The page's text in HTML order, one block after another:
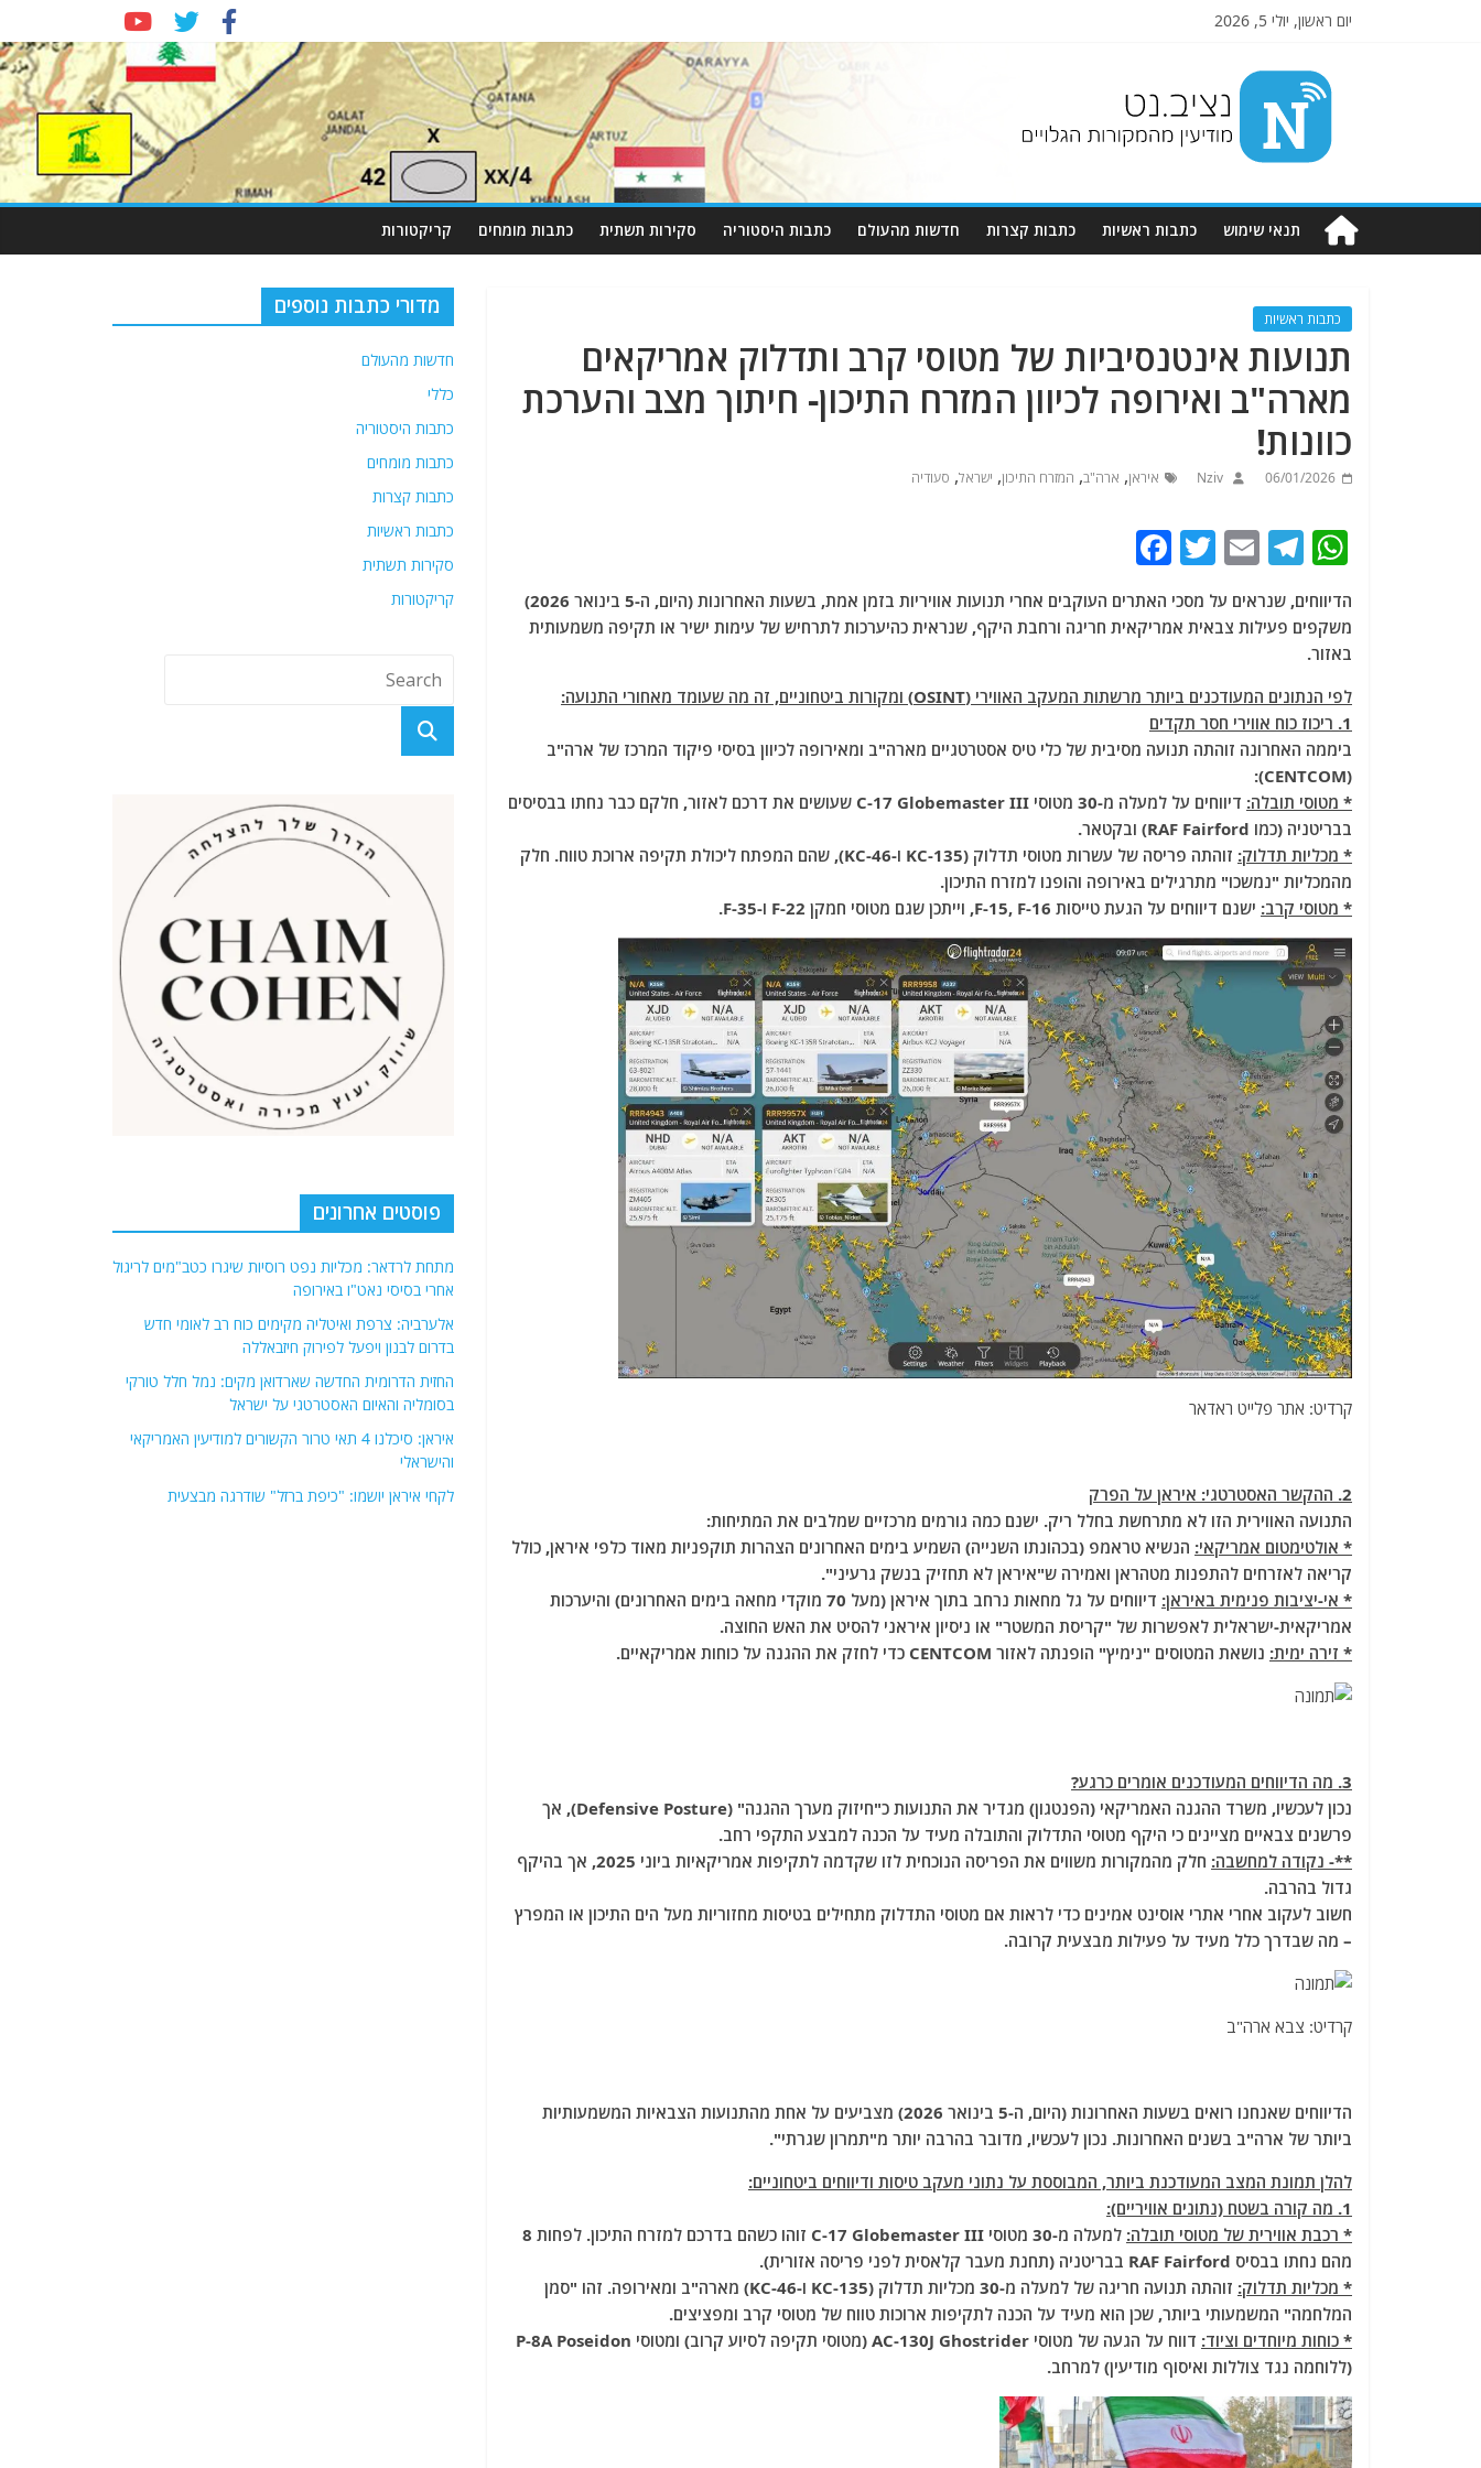
יום ראשון, יולי 5, 2026
Nziv.net
מודיעין
מהמקורות
תנאי שימוש כתבות ראשיות כתבות קצרות חדשות מהעולם כתבות היסטוריה סקירות תשתית כתבות מומחים קריקטורות
כתבות ראשיות
תנועות אינטנסיביות של מטוסי קרב ותדלוק אמריקאים
מארה"ב ואירופה לכיוון המזרח התיכון- חיתוך מצב והערכת
כוונות!
06/01/2026
Nziv איראן, ארה"ב, המזרח התיכון, ישראל, סעודיה
W
at
s
A
p
p
T
e
ra
m
E
m
ai
T
itt
c
b
o
k
הדיווחים, שנראים על מסכי האתרים העוקבים אחרי תנועות אוויריות בזמן אמת, בשעות האחרונות (היום, ה-5 בינואר 2026)
משקפים פעילות צבאית אמריקאית חריגה ורחבת היקף, שנראית כהיערכות לתרחיש של עימות ישיר או תקיפה משמעותית
באזור.
לפי הנתונים המעודכנים ביותר מרשתות המעקב האווירי (OSINT) ומקורות ביטחוניים, זה מה שעומד מאחורי התנועה:
1. ריכוז כוח אווירי חסר תקדים
ביממה האחרונה זוהתה תנועה מסיבית של כלי טיס אסטרטגיים מארה"ב ומאירופה לכיוון בסיסי פיקוד המרכז של ארה"ב
(CENTCOM):
* מטוסי תובלה:
דיווחים על למעלה מ-30 מטוסי C-17 Globemaster III שעושים את דרכם לאזור, חלקם כבר נחתו בבסיסים
בבריטניה (כמו RAF Fairford) ובקטאר.
* מכליות תדלוק:
זוהתה פריסה של עשרות מטוסי תדלוק (KC-135 ו-KC-46), שהם המפתח ליכולת תקיפה ארוכת טווח. חלק
מהמכליות "נמשכו" מתרגילים באירופה והופנו למזרח התיכון.
* מטוסי קרב: ישנם דיווחים על הגעת טייסות F-15, F-16, וייתכן שגם מטוסי חמקן F-22 ו-F-35.
קרדיט: אתר פלייט ראדאר
2. ההקשר האסטרטגי: איראן על הפרק
התנועה האווירית הזו לא מתרחשת בחלל ריק. ישנם כמה גורמים מרכזיים שמלבים את המתיחות:
* אולטימטום אמריקאי: הנשיא טראמפ (בכהונתו השנייה) השמיע בימים האחרונים הצהרות תוקפניות מאוד כלפי איראן, כולל
קריאה לאזרחים להתפנות מטהראן ואמירה ש"איראן לא תחזיק בנשק גרעיני".
* אי-יציבות פנימית באיראן:
דיווחים על גל מחאות נרחב בתוך איראן (מעל 70 מוקדי מחאה בימים האחרונים) והיערכות
אמריקאית-ישראלית לאפשרות של "קריסת המשטר" או ניסיון איראני להסיט את האש החוצה.
* זירה ימית: נושאת המטוסים "נימיץ" הופנתה לאזור CENTCOM כדי לחזק את ההגנה על כוחות אמריקאיים.
3. מה הדיווחים המעודכנים אומרים כרגע?
נכון לעכשיו, משרד ההגנה האמריקאי (הפנטגון) מגדיר את התנועות כ"חיזוק מערך ההגנה" (Defensive Posture), אך
פרשנים צבאיים מציינים כי היקף מטוסי התדלוק והתובלה מעיד על הכנה למבצע התקפי רחב.
**- נקודה למחשבה:
חלק מהמקורות משווים את הפריסה הנוכחית לזו שקדמה לתקיפות אמריקאיות ביוני 2025, אך בהיקף
גדול בהרבה.
חשוב לעקוב אחרי אתרי אוסינט אמינים כדי לראות אם מטוסי התדלוק מתחילים בטיסות מחזוריות מעל הים התיכון או המפרץ
– מה שבדרך כלל מעיד על פעילות מבצעית קרובה.
קרדיט: צבא ארה"ב
הדיווחים שאנחנו רואים בשעות האחרונות (היום, ה-5 בינואר 2026) מצביעים על אחת מהתנועות הצבאיות המשמעותיות
ביותר של ארה"ב בשנים האחרונות. נכון לעכשיו, מדובר בהרבה יותר מ"תמרון שגרתי".
להלן תמונת המצב המעודכנת ביותר, המבוססת על נתוני מעקב טיסות ודיווחים ביטחוניים:
1. מה קורה בשטח (נתונים אוויריים):
* רכבת אווירית של מטוסי תובלה:
למעלה מ-30 מטוסי C-17 Globemaster III זוהו כשהם בדרכם למזרח התיכון. לפחות 8
מהם נחתו בבסיס RAF Fairford בבריטניה (תחנת מעבר קלאסית לפני פריסה אזורית).
* מכליות תדלוק:
זוהתה תנועה חריגה של למעלה מ-30 מכליות תדלוק (KC-135 ו-KC-46) מארה"ב ומאירופה. זהו "סמן
המלחמה" המשמעותי ביותר, שכן הוא מעיד על הכנה לתקיפות ארוכות טווח של מטוסי קרב ומפציצים.
* כוחות מיוחדים וציוד:
דווח על הגעה של מטוסי AC-130J Ghostrider (מטוסי תקיפה לסיוע קרוב) ומטוסי P-8A Poseidon
(ללוחמה נגד צוללות ואיסוף מודיעין) למרחב.
מדורי כתבות נוספים
חדשות מהעולם
כללי
כתבות היסטוריה
כתבות מומחים
כתבות קצרות
כתבות ראשיות
סקירות תשתית
קריקטורות
פוסטים אחרונים
מתחת לרדאר: מכליות נפט רוסיות שיגרו כטב"מים לריגול
אחרי בסיסי נאט"ו באירופה
אלערביה: צרפת ואיטליה מקימים כוח רב לאומי חדש
בדרום לבנון ויפעל לפירוק חיזבאללה
החזית הדרומית החדשה שארדואן מקים: נמל חלל טורקי
בסומליה והאיום האסטרטגי על ישראל
איראן: סיכלנו 4 תאי טרור הקשורים למודיעין האמריקאי
והישראלי
לקחי איראן יושמו: "כיפת ברזל" שודרגה מבצעית